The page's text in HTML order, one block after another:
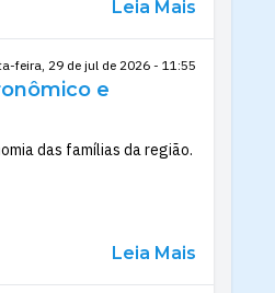
Leia Mais
feira, 29 de jul de 2026 - 11:55
e
das famílias da região.
Leia Mais